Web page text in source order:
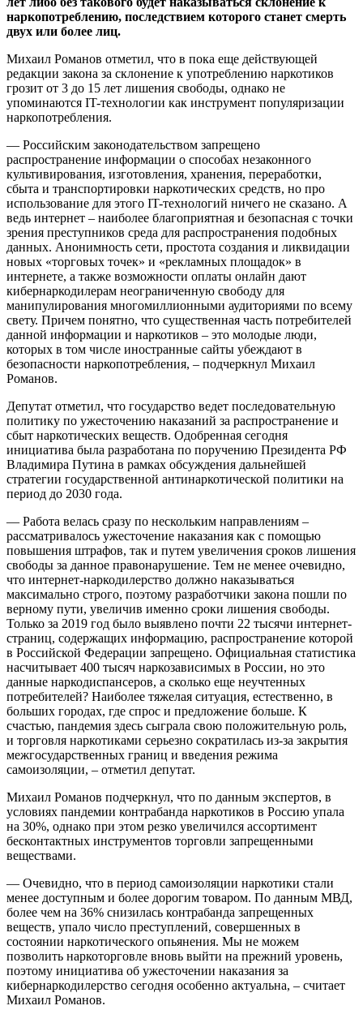
наркопотреблению, последствием которого станет смерть
двух или более лиц.
Михаил Романов отметил, что в пока еще действующей
редакции закона за склонение к употреблению наркотиков
грозит от 3 до 15 лет лишения свободы, однако не
упоминаются IT-технологии как инструмент популяризации
наркопотребления.
— Российским законодательством запрещено
распространение информации о способах незаконного
культивирования, изготовления, хранения, переработки,
сбыта и транспортировки наркотических средств, но про
использование для этого IT-технологий ничего не сказано. А
ведь интернет – наиболее благоприятная и безопасная с точки
зрения преступников среда для распространения подобных
данных. Анонимность сети, простота создания и ликвидации
новых «торговых точек» и «рекламных площадок» в
интернете, а также возможности оплаты онлайн дают
кибернаркодилерам неограниченную свободу для
манипулирования многомиллионными аудиториями по всему
свету. Причем понятно, что существенная часть потребителей
данной информации и наркотиков – это молодые люди,
которых в том числе иностранные сайты убеждают в
безопасности наркопотребления, – подчеркнул Михаил
Романов.
Депутат отметил, что государство ведет последовательную
политику по ужесточению наказаний за распространение и
сбыт наркотических веществ. Одобренная сегодня
инициатива была разработана по поручению Президента РФ
Владимира Путина в рамках обсуждения дальнейшей
стратегии государственной антинаркотической политики на
период до 2030 года.
— Работа велась сразу по нескольким направлениям –
рассматривалось ужесточение наказания как с помощью
повышения штрафов, так и путем увеличения сроков лишения
свободы за данное правонарушение. Тем не менее очевидно,
что интернет-наркодилерство должно наказываться
максимально строго, поэтому разработчики закона пошли по
верному пути, увеличив именно сроки лишения свободы.
Только за 2019 год было выявлено почти 22 тысячи интернет-
страниц, содержащих информацию, распространение которой
в Российской Федерации запрещено. Официальная статистика
насчитывает 400 тысяч наркозависимых в России, но это
данные наркодиспансеров, а сколько еще неучтенных
потребителей? Наиболее тяжелая ситуация, естественно, в
больших городах, где спрос и предложение больше. К
счастью, пандемия здесь сыграла свою положительную роль,
и торговля наркотиками серьезно сократилась из-за закрытия
межгосударственных границ и введения режима
самоизоляции, – отметил депутат.
Михаил Романов подчеркнул, что по данным экспертов, в
условиях пандемии контрабанда наркотиков в Россию упала
на 30%, однако при этом резко увеличился ассортимент
бесконтактных инструментов торговли запрещенными
веществами.
— Очевидно, что в период самоизоляции наркотики стали
менее доступным и более дорогим товаром. По данным МВД,
более чем на 36% снизилась контрабанда запрещенных
веществ, упало число преступлений, совершенных в
состоянии наркотического опьянения. Мы не можем
позволить наркоторговле вновь выйти на прежний уровень,
поэтому инициатива об ужесточении наказания за
кибернаркодилерство сегодня особенно актуальна, – считает
Михаил Романов.